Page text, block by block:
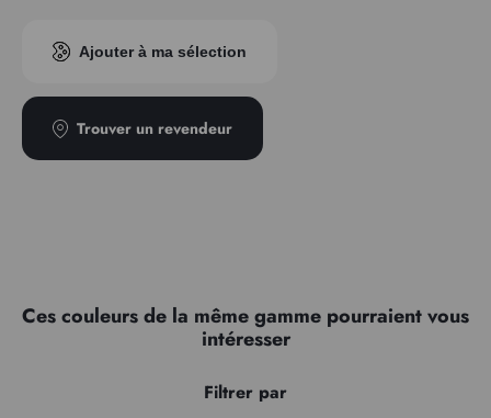
TransparenceAjouter à ma sélection
Trouver un revendeur
Ces couleurs de la même gamme pourraient vous
intéresser
Filtrer par